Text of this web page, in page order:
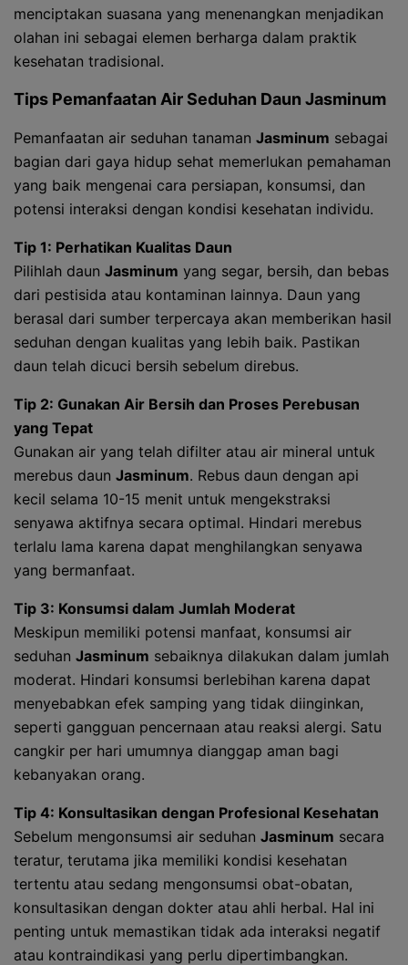
menciptakan suasana yang menenangkan menjadikan
olahan ini sebagai elemen berharga dalam praktik
kesehatan tradisional.
Tips Pemanfaatan Air Seduhan Daun Jasminum
Pemanfaatan air seduhan tanaman Jasminum sebagai
bagian dari gaya hidup sehat memerlukan pemahaman
yang baik mengenai cara persiapan, konsumsi, dan
potensi interaksi dengan kondisi kesehatan individu.
Tip 1: Perhatikan Kualitas Daun
Pilihlah daun Jasminum yang segar, bersih, dan bebas
dari pestisida atau kontaminan lainnya. Daun yang
berasal dari sumber terpercaya akan memberikan hasil
seduhan dengan kualitas yang lebih baik. Pastikan
daun telah dicuci bersih sebelum direbus.
Tip 2: Gunakan Air Bersih dan Proses Perebusan
yang Tepat
Gunakan air yang telah difilter atau air mineral untuk
merebus daun Jasminum. Rebus daun dengan api
kecil selama 10-15 menit untuk mengekstraksi
senyawa aktifnya secara optimal. Hindari merebus
terlalu lama karena dapat menghilangkan senyawa
yang bermanfaat.
Tip 3: Konsumsi dalam Jumlah Moderat
Meskipun memiliki potensi manfaat, konsumsi air
seduhan Jasminum sebaiknya dilakukan dalam jumlah
moderat. Hindari konsumsi berlebihan karena dapat
menyebabkan efek samping yang tidak diinginkan,
seperti gangguan pencernaan atau reaksi alergi. Satu
cangkir per hari umumnya dianggap aman bagi
kebanyakan orang.
Tip 4: Konsultasikan dengan Profesional Kesehatan
Sebelum mengonsumsi air seduhan Jasminum secara
teratur, terutama jika memiliki kondisi kesehatan
tertentu atau sedang mengonsumsi obat-obatan,
konsultasikan dengan dokter atau ahli herbal. Hal ini
penting untuk memastikan tidak ada interaksi negatif
atau kontraindikasi yang perlu dipertimbangkan.